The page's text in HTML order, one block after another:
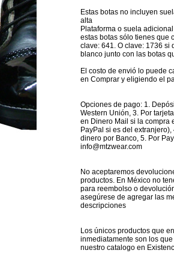
Estas botas no incluyen
alta
Plataforma o suela
estas botas sólo tienes que
clave: 641. O clave: 1736 si
blanco junto con las botas
El costo de envió lo puede
en Comprar y eligiendo el
Opciones de pago: 1.
Western Unión, 3. Por
en Dinero Mail si la compra
PayPal si es del
dinero por Banco, 5. Por
info@mtzwear.com
No aceptaremos
productos. En México no
para reembolso o
asegúrese de agregar las
descripciones
Los únicos productos que
inmediatamente son los
nuestro catalogo en